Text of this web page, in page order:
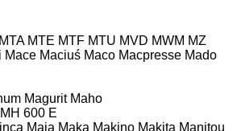
MTA MTE MTF MTU MVD MWM MZ
Mace Maciuś Maco Macpresse Mado
Magurit Maho
MH 600 E
Maja Maka Makino Makita Manitou